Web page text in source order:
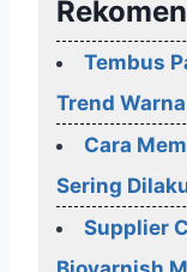
Tembus
Trend
Cara
Sering
Supplier